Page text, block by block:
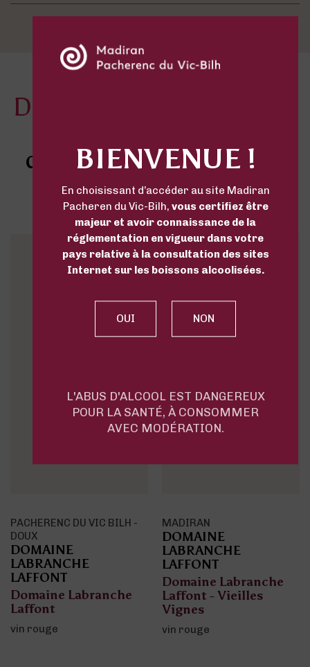
DÉCOUVREZ LES AUTRES
du Domaine Labranche
Laffont
BILH - MADIRAN
LABRANCHE
LAFFONT
Domaine Labranche
Laffont - Vieilles
DOMAINE
LABRANCHE
LAFFONT
Domaine
Laffont
BIENVENUE !
En choisissant d’accéder au site Madiran
Pacheren du Vic-Bilh, vous certifiez être
majeur et avoir connaissance de la
réglementation en vigueur dans votre
pays relative à la consultation des sites
Internet sur les boissons alcoolisées.
L'ABUS D'ALCOOL EST DANGEREUX
POUR LA SANTÉ, À CONSOMMER
AVEC MODÉRATION.